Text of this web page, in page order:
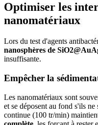
Optimiser les
nanomatériaux
Lors du test d'agents
nanosphères de
insuffisante.
Empêcher la
Les nanomatériaux sont
et se déposent au fond s'ils
continue (100 tr/min)